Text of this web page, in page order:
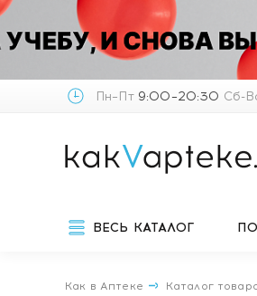
Пн–Пт9:00–20:30 Сб-
ВЕСЬ КАТАЛОГ
Как в Аптеке Каталог